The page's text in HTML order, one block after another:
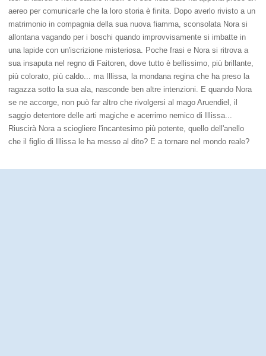
aereo per comunicarle che la loro storia è finita. Dopo averlo rivisto a un
matrimonio in compagnia della sua nuova fiamma, sconsolata Nora si
allontana vagando per i boschi quando improvvisamente si imbatte in
una lapide con un'iscrizione misteriosa. Poche frasi e Nora si ritrova a
sua insaputa nel regno di Faitoren, dove tutto è bellissimo, più brillante,
più colorato, più caldo... ma Illissa, la mondana regina che ha preso la
ragazza sotto la sua ala, nasconde ben altre intenzioni. E quando Nora
se ne accorge, non può far altro che rivolgersi al mago Aruendiel, il
saggio detentore delle arti magiche e acerrimo nemico di Illissa...
Riuscirà Nora a sciogliere l'incantesimo più potente, quello dell'anello
che il figlio di Illissa le ha messo al dito? E a tornare nel mondo reale?